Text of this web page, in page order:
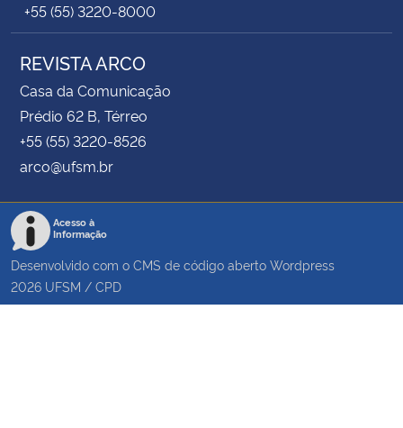
+55 (55) 3220-8000
REVISTA ARCO
Casa da Comunicação
Prédio 62 B, Térreo
+55 (55) 3220-8526
arco@ufsm.br
Acesso à
Informação
Desenvolvido com o CMS de código aberto Wordpress
2026 UFSM / CPD